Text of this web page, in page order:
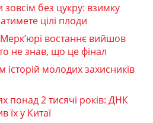
без цукру: взимку
цілі плоди
востаннє вийшов
не знав, що це фінал
історій молодих захисників
понад 2 тисячі років: ДНК
їх у Китаї